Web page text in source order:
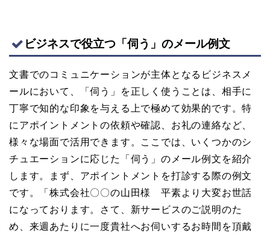
ビジネスで役立つ「伺う」のメール例文
文書でのコミュニケーションが主体となるビジネスメ
ールにおいて、「伺う」を正しく使うことは、相手に
丁寧で知的な印象を与える上で極めて効果的です。特
にアポイントメントの依頼や確認、お礼の連絡など、
様々な場面で活用できます。ここでは、いくつかのシ
チュエーションに応じた「伺う」のメール例文を紹介
します。まず、アポイントメントを打診する際の例文
です。「株式会社〇〇の山田様 平素より大変お世話
になっております。さて、新サービスのご説明のた
め、来週あたりに一度貴社へお伺いするお時間を頂戴